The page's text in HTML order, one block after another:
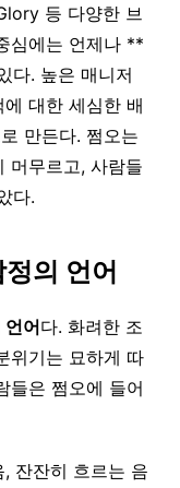
등 다양한 브
심에는 언제나 **
다. 높은 매니저
대한 세심한 배
만든다. 쩜오는
머무르고, 사람들
다.
정의 언어
언어다. 화려한 조
위기는 묘하게 따
들은 쩜오에 들어
잔잔히 흐르는 음